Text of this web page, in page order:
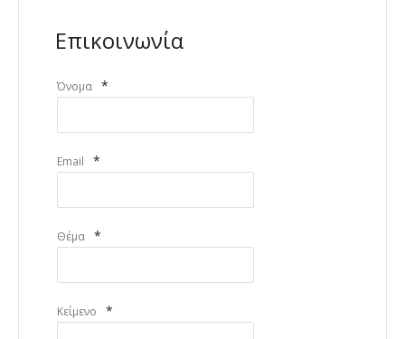
Επικοινωνία
Όνομα *
Email *
Θέμα *
Κείμενο *